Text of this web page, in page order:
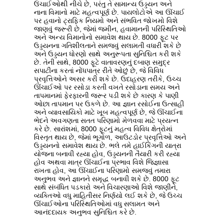
ઉંચાઈઓથી નીચે છે, પરંતુ તે સામાન્ય ઉડ્ડયન અને
નાના વિમાનો માટે મહત્વપૂર્ણ છે. પાયલોટોએ આ ઊંચાઈ
પર હવાનો ટ્રાફિક નિયમો અને સંભવિત જોખમો વિશે
જાણવું જરૂરી છે, જેમાં જમીન, હવામાનની પરિસ્થિતિઓ
અને અન્ય વિમાનોનો સમાવેશ થાય છે. 8000 ફૂટ પર
ઉડ્ડયનના ગતિશીલતાને સમજવું સલામતી વધારી શકે છે
અને ઉડ્ડયન ધોરણો સાથે અનુરૂપતા સુનિશ્ચિત કરી શકે
છે. તેની સાથે, 8000 ફૂટે વાતાવરણનું દબાણ સમુદ્ર
સપાટીના કરતાં નોંધપાત્ર રીતે ઓછું છે, જે વિવિધ
પ્રવૃત્તિઓને અસર કરી શકે છે. ઉદાહરણ તરીકે, ઉચ્ચ
ઊંચાઈઓ પર રસોડા કરતી વખતે રસોડાના સમય અને
તાપમાનમાં ફેરફારની જરૂર પડી શકે છે કારણ કે પાણી
ઓછા તાપમાન પર ઉકળે છે. આ જ્ઞાન રસોઈના ઉત્સાહી
અને વ્યાવસાયિકો માટે ખૂબ મહત્વપૂર્ણ છે, જે ઊંચાઈના
ભેદને અવગણતા સતત પરિણામો મેળવવા માટે પ્રયત્ન
કરે છે. સારાંશમાં, 8000 ફૂટનું મહત્વ વિવિધ ક્ષેત્રોમાં
વિસ્તૃત થાય છે, જેમાં ભૂગોળ, આઉટડોર પ્રવૃત્તિઓ અને
ઉડ્ડયનનો સમાવેશ થાય છે. ભલે તમે હાઈકિંગની યાત્રા
યોજના બનાવી રહ્યા હોવ, ઉડ્ડયનની તૈયારી કરી રહ્યા
હોવ અથવા માત્ર ઊંચાઈના પ્રભાવ વિશે જિજ્ઞાસા
રાખતા હોવ, આ ઊંચાઈના પરિણામો સમજવું તમારા
અનુભવ અને જ્ઞાનને સમૃદ્ધ બનાવી શકે છે. 8000 ફૂટ
સાથે સંબંધિત પડકારો અને વિચારણાઓ વિશે જાણીને,
વ્યક્તિઓ વધુ માહિતીસર નિર્ણયો લઈ શકે છે, જે ઉચ્ચ
ઊંચાઈઓના પરિસ્થિતિઓમાં વધુ સલામત અને
આનંદદાયક અનુભવ સુનિશ્ચિત કરે છે.